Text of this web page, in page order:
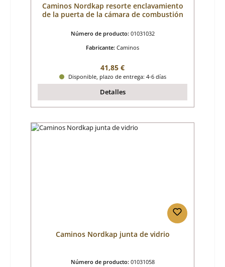
Caminos Nordkap resorte enclavamiento
de la puerta de la cámara de combustión
Número de producto: 01031032
Fabricante: Caminos
Precio normal:
41,85 €
Disponible, plazo de entrega: 4-6 días
Detalles
Caminos Nordkap junta de vidrio
Número de producto: 01031058